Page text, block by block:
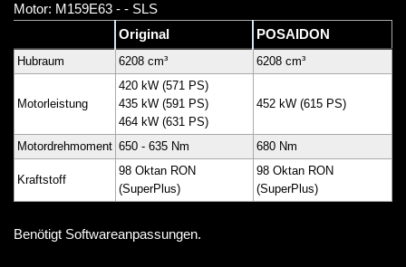
Motor: M159E63 - - SLS
Original
POSAIDON
Hubraum 6208 cm³ 6208 cm³
Motorleistung
420 kW (571 PS)
435 kW (591 PS)
464 kW (631 PS)
452 kW (615 PS)
Motordrehmoment 650 - 635 Nm 680 Nm
Kraftstoff
98 Oktan RON
(SuperPlus)
98 Oktan RON
(SuperPlus)
Benötigt Softwareanpassungen.